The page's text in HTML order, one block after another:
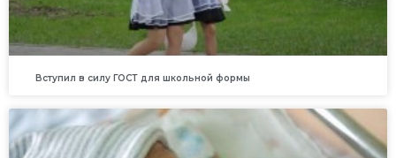
Вступил в силу ГОСТ для школьной формы